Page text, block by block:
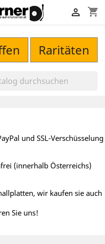
shopping_cart

Raritäten
und SSL-Verschüsselung
(innerhalb Österreichs)
wir kaufen sie auch
Sie uns!